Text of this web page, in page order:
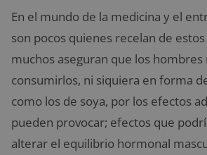
En el mundo de la medicina y el
son pocos quienes recelan de
muchos aseguran que los
consumirlos, ni siquiera en forma
como los de soya, por los efectos
pueden provocar; efectos que
alterar el equilibrio hormonal